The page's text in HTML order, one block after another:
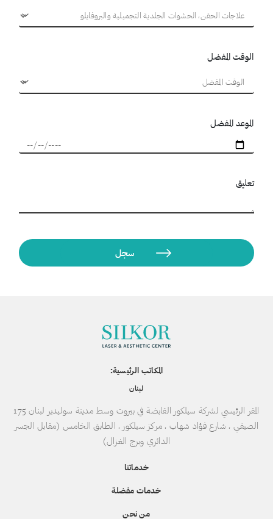
الوقت المفضل
الموعد المفضل
تعليق
المكاتب الرئيسية:
لبنان
المقر الرئيسي لشركة سيلكور القابضة في بيروت وسط مدينة سوليدير لبنان 175
الصيفي ، شارع فؤاد شهاب ، مركز سيلكور ، الطابق الخامس (مقابل الجسر
الدائري وبرج الغزال)
خدماتنا
خدمات مفضلة
من نحن